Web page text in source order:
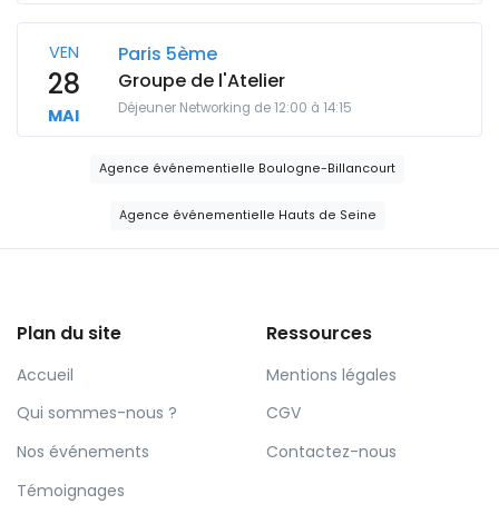
VEN
28
MAI
Paris 5ème
Groupe de l'Atelier
Déjeuner Networking de 12:00 à 14:15
Agence événementielle Boulogne-Billancourt
Agence événementielle Hauts de Seine
Plan du site
Accueil
Qui sommes-nous ?
Nos événements
Témoignages
Ressources
Mentions légales
CGV
Contactez-nous